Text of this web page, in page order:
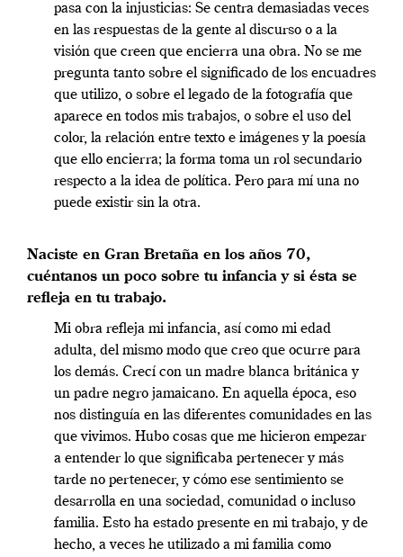
pasa con la injusticias: Se centra demasiadas veces
en las respuestas de la gente al discurso o a la
visión que creen que encierra una obra. No se me
pregunta tanto sobre el significado de los encuadres
que utilizo, o sobre el legado de la fotografía que
aparece en todos mis trabajos, o sobre el uso del
color, la relación entre texto e imágenes y la poesía
que ello encierra; la forma toma un rol secundario
respecto a la idea de política. Pero para mí una no
puede existir sin la otra.
Naciste en Gran Bretaña en los años 70,
cuéntanos un poco sobre tu infancia y si ésta se
refleja en tu trabajo.
Mi obra refleja mi infancia, así como mi edad
adulta, del mismo modo que creo que ocurre para
los demás. Crecí con un madre blanca británica y
un padre negro jamaicano. En aquella época, eso
nos distinguía en las diferentes comunidades en las
que vivimos. Hubo cosas que me hicieron empezar
a entender lo que significaba pertenecer y más
tarde no pertenecer, y cómo ese sentimiento se
desarrolla en una sociedad, comunidad o incluso
familia. Esto ha estado presente en mi trabajo, y de
hecho, a veces he utilizado a mi familia como